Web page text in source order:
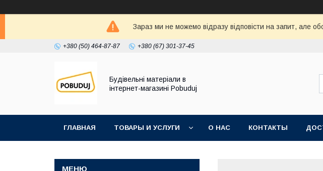
Зараз ми не можемо відразу відповісти на запит, але
+380 (50) 464-87-87 +380 (67) 301-37-45
Будівельні матеріали в
інтернет-магазині Pobuduj
ГЛАВНАЯ ТОВАРЫ И УСЛУГИ О НАС КОНТАКТЫ